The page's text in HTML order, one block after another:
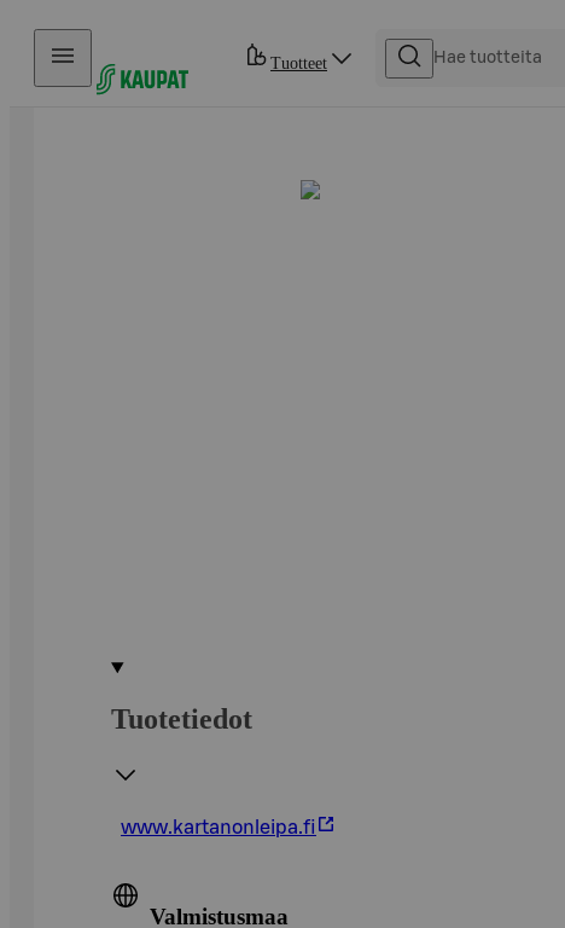
Hyppää sisältöön
Tuotteet
Tuotetiedot
www.kartanonleipa.fi
Valmistusmaa